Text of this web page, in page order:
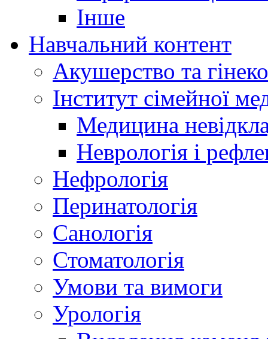
Інше
Навчальний контент
Акушерство та
Інститут сімейної
Медицина
Неврологія і
Нефрологія
Перинатологія
Санологія
Стоматологія
Умови та вимоги
Урологія